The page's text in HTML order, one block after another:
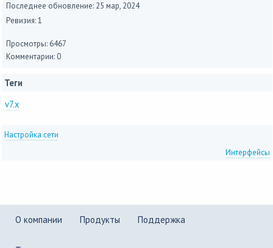
Последнее обновление: 25 мар, 2024
Ревизия: 1
Просмотры: 6467
Комментарии: 0
Теги
v7.x
Настройка сети
Интерфейсы
О компании Продукты Поддержка